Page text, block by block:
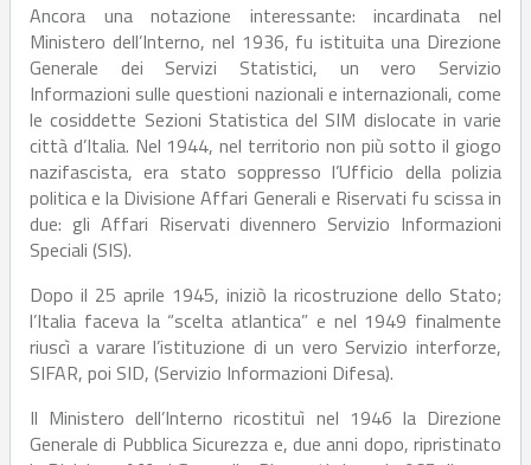
Ancora una notazione interessante: incardinata nel
Ministero dell’Interno, nel 1936, fu istituita una Direzione
Generale dei Servizi Statistici, un vero Servizio
Informazioni sulle questioni nazionali e internazionali, come
le cosiddette Sezioni Statistica del SIM dislocate in varie
città d’Italia. Nel 1944, nel territorio non più sotto il giogo
nazifascista, era stato soppresso l’Ufficio della polizia
politica e la Divisione Affari Generali e Riservati fu scissa in
due: gli Affari Riservati divennero Servizio Informazioni
Speciali (SIS).
Dopo il 25 aprile 1945, iniziò la ricostruzione dello Stato;
l’Italia faceva la “scelta atlantica” e nel 1949 finalmente
riuscì a varare l’istituzione di un vero Servizio interforze,
SIFAR, poi SID, (Servizio Informazioni Difesa).
Il Ministero dell’Interno ricostituì nel 1946 la Direzione
Generale di Pubblica Sicurezza e, due anni dopo, ripristinato